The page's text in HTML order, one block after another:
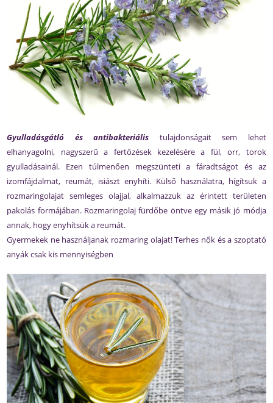
Gyulladásgátló és antibakteriális tulajdonságait sem lehet
elhanyagolni, nagyszerű a fertőzések kezelésére a fül, orr, torok
gyulladásainál. Ezen túlmenően megszünteti a fáradtságot és az
izomfájdalmat, reumát, isiászt enyhíti. Külső használatra, hígítsuk a
rozmaringolajat semleges olajjal, alkalmazzuk az érintett területen
pakolás formájában. Rozmaringolaj fürdőbe öntve egy másik jó módja
annak, hogy enyhítsük a reumát.
Gyermekek ne használjanak rozmaring olajat! Terhes nők és a szoptató
anyák csak kis mennyiségben